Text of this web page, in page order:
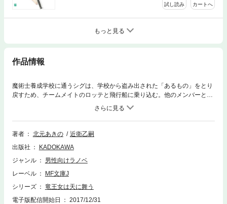
試し読み カートへ
もっと見る
作品情報
魔術士養成学校に通うシグは、学校から盗み出された「あるもの」をとり
戻すため、チームメイトのロッテと飛行船に乗り込む。他のメンバーと合
流し、犯人をとらえたシグたちが見つけ出した「あるもの」は、古い棺だ
った。シグがその蓋に刻まれた古い言葉を詠唱した途端、棺の中から一糸
まとわぬ怜悧な美少女が現れた。彼女は、魔術によって七人に分割された
リンドブルムの一人、竜王女ルノアだった！ シグはルノアとの契約によ
差する魔術と陰謀と恋心。新人賞<佳作>受賞の蒼天世界ファンタジー、開
幕！
著者 北元あきの
近衛乙嗣
出版社
KADOKAWA
ジャンル
男性向けラノベ
レーベル
MF文庫J
シリーズ
竜王女は天に舞う
電子版配信開始日
2017/12/31